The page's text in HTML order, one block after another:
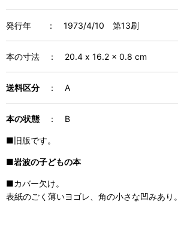
発行年 ： 1973/4/10 第13刷
本の寸法 ： 20.4 x 16.2 x 0.8 cm
送料区分 ： A
本の状態 ： B
■旧版です。
■岩波の子どもの本
■カバー欠け。
表紙のごく薄いヨゴレ、角の小さな凹みあり。